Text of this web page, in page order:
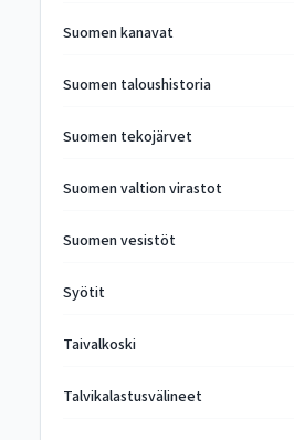
Suomen kanavat
Suomen taloushistoria
Suomen tekojärvet
Suomen valtion virastot
Suomen vesistöt
Syötit
Taivalkoski
Talvikalastusvälineet